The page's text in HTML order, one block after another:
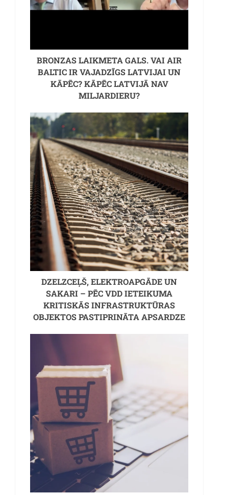
BRONZAS LAIKMETA GALS. VAI AIR
BALTIC IR VAJADZĪGS LATVIJAI UN
KĀPĒC? KĀPĒC LATVIJĀ NAV
MILJARDIERU?
DZELZCEĻŠ, ELEKTROAPGĀDE UN
SAKARI – PĒC VDD IETEIKUMA
KRITISKĀS INFRASTRUKTŪRAS
OBJEKTOS PASTIPRINĀTA APSARDZE